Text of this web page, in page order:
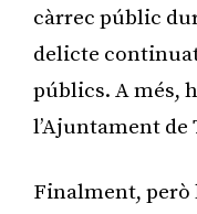
càrrec públic
delicte
públics. A més,
l’Ajuntament de
Finalment, però